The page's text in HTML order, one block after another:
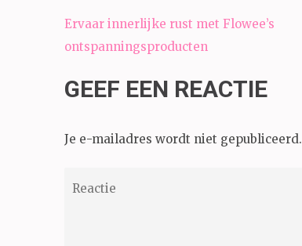
Bericht
navigatie
Ervaar innerlijke rust met Flowee’s
ontspanningsproducten
GEEF EEN REACTIE
Je e-mailadres wordt niet gepubliceerd.